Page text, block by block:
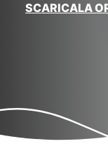
SCARICALA